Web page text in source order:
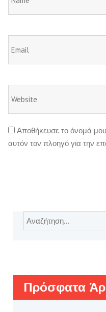
Αποθήκευσε το όνομά
αυτόν τον πλοηγό για την
Αναζήτηση
για:
Πρόσφατα